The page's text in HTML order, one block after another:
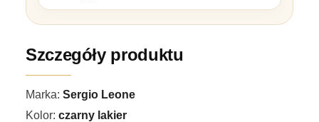
Szczegóły produktu
Marka: Sergio Leone
Kolor: czarny lakier